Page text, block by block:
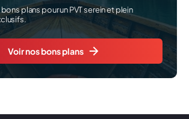
plans pour un PVT serein et plein
Voir nos bons plans